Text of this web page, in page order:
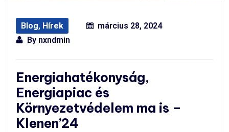
Blog, Hírek
március 28, 2024
By nxndmin
Energiahatékonyság,
Energiapiac és
Környezetvédelem ma is –
Klenen’24